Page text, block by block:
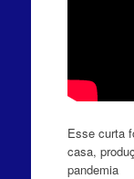
Esse curta
casa,
pandemia